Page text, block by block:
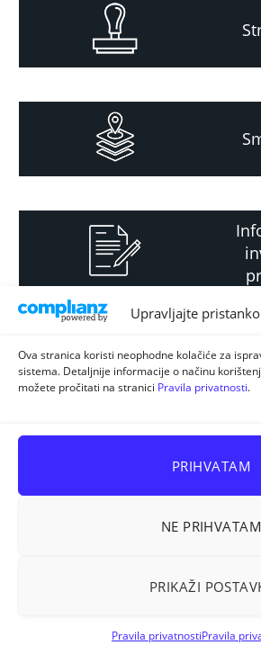
Upravljajte
Ova stranica koristi neophodne kolačiće za
sistema. Detaljnije informacije o načinu
možete pročitati na stranici Pravila privatnosti.
PRIHVATAM
NE PRIHVATAM
PRIKAŽI
Pravila privatnostiPravila
Korištenje zemljišta